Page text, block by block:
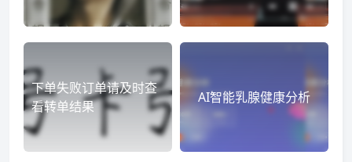
下单失败订单请及时查
看转单结果
AI智能乳腺健康分析